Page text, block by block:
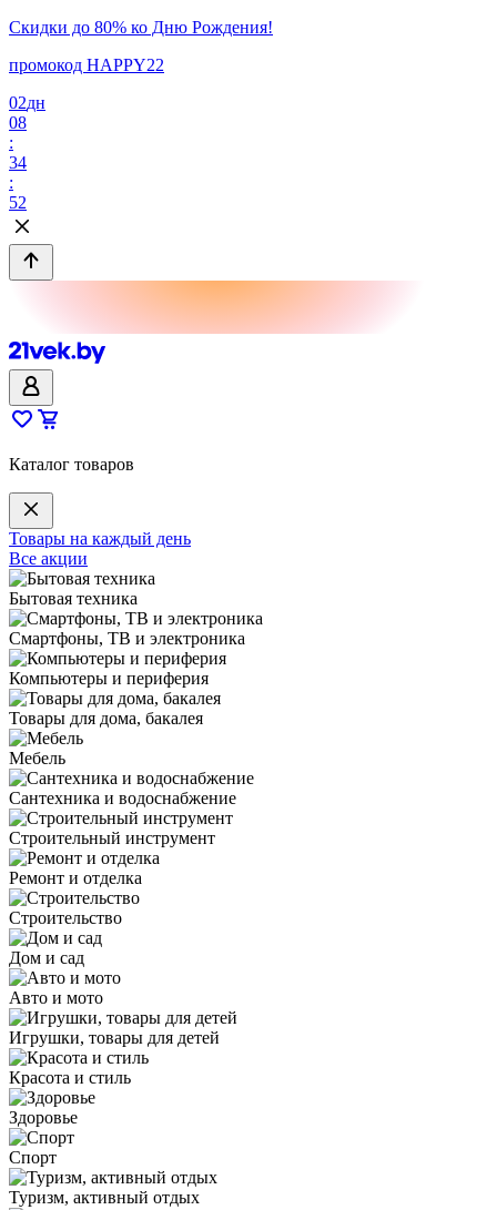
Скидки до 80% ко Дню Рождения!
промокод HAPPY22
02дн
08
:
34
:
52
Каталог товаров
Товары на каждый день
Все акции
Бытовая техника
Смартфоны, ТВ и электроника
Компьютеры и периферия
Товары для дома, бакалея
Мебель
Сантехника и водоснабжение
Строительный инструмент
Ремонт и отделка
Строительство
Дом и сад
Авто и мото
Игрушки, товары для детей
Красота и стиль
Здоровье
Спорт
Туризм, активный отдых